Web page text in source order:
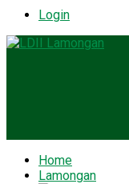
Login
Home
Lamongan